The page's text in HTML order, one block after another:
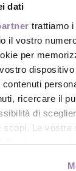
dati
trattiamo
il vostro
per
dispositivo
contenuti
ricercare il
di
scopi. Le vostre
Lingue o
Certificazione
Lingue o di
è per te! Il corso
sessioni di 3